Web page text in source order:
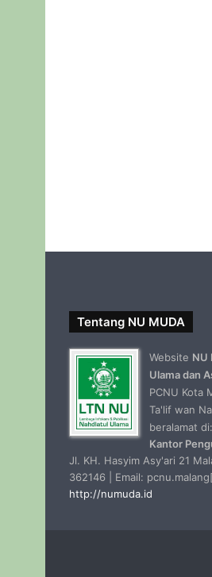
Tentang NU MUDA
Website NU
Ulama dan
PCNU Kota
Ta'lif wan
beralamat di:
Kantor
Jl. KH. Hasyim Asy'ari 21
362146 | Email:
http://numuda.id